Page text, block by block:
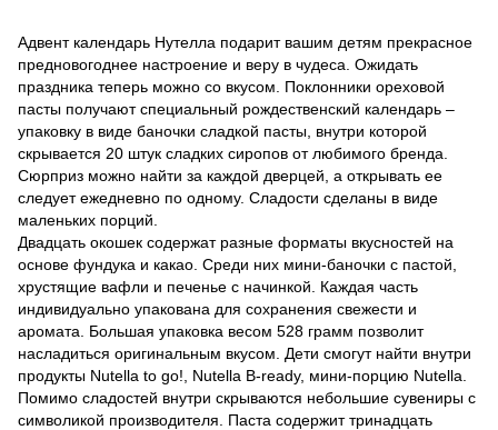
Адвент календарь Нутелла подарит вашим детям прекрасное
предновогоднее настроение и веру в чудеса. Ожидать
праздника теперь можно со вкусом. Поклонники ореховой
пасты получают специальный рождественский календарь –
упаковку в виде баночки сладкой пасты, внутри которой
скрывается 20 штук сладких сиропов от любимого бренда.
Сюрприз можно найти за каждой дверцей, а открывать ее
следует ежедневно по одному. Сладости сделаны в виде
маленьких порций.
Двадцать окошек содержат разные форматы вкусностей на
основе фундука и какао. Среди них мини-баночки с пастой,
хрустящие вафли и печенье с начинкой. Каждая часть
индивидуально упакована для сохранения свежести и
аромата. Большая упаковка весом 528 грамм позволит
насладиться оригинальным вкусом. Дети смогут найти внутри
продукты Nutella to go!, Nutella B-ready, мини-порцию Nutella.
Помимо сладостей внутри скрываются небольшие сувениры с
символикой производителя. Паста содержит тринадцать